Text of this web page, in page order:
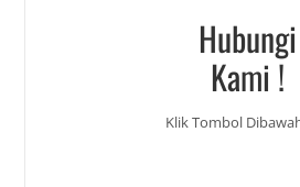
Hubungi
Kami !
Klik Tombol